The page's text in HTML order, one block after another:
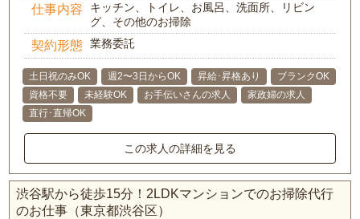
仕事内容
キッチン、トイレ、お風呂、洗面所、リビン
グ、その他のお掃除
契約形態 業務委託
土日祝のみOK 週2〜3日からOK 昇給･昇格あり
ブランクOK
資格不要
未経験OK お手伝いさんの求人
家政婦の求人
直行･直帰OK
この求人の詳細を見る
渋谷駅から徒歩15分！2LDKマンションでのお掃除代行
のお仕事（東京都渋谷区）